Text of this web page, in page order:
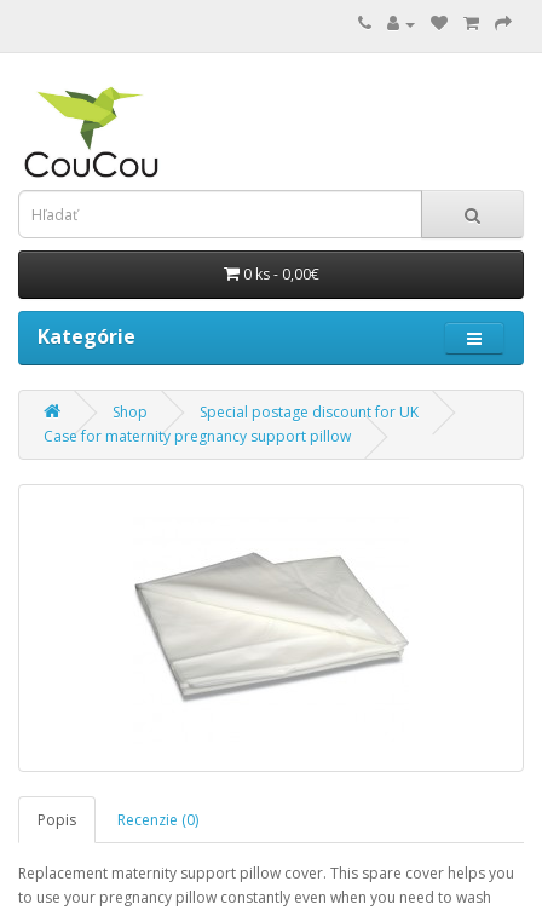
0 ks - 0,00€
Kategórie
Shop
Special postage discount for UK
Case for maternity pregnancy support pillow
Popis Recenzie (0)
Replacement maternity support pillow cover. This spare cover helps you
to use your pregnancy pillow constantly even when you need to wash